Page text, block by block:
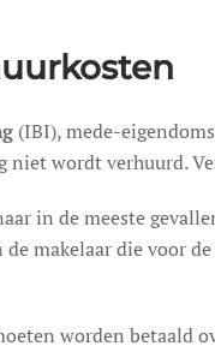
(IBI), mede-
wordt verhuurd.
in de meeste
makelaar die voor
worden betaald